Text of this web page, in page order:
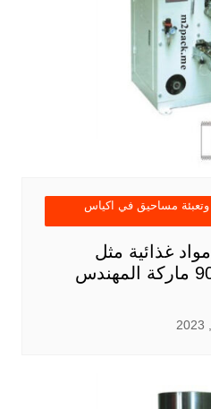
وتعبئة مساحيق في اكياس
غذائية مثل
المكسرات موديل 902 ماركة المهندس